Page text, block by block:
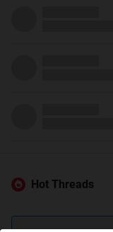
Hot Threads